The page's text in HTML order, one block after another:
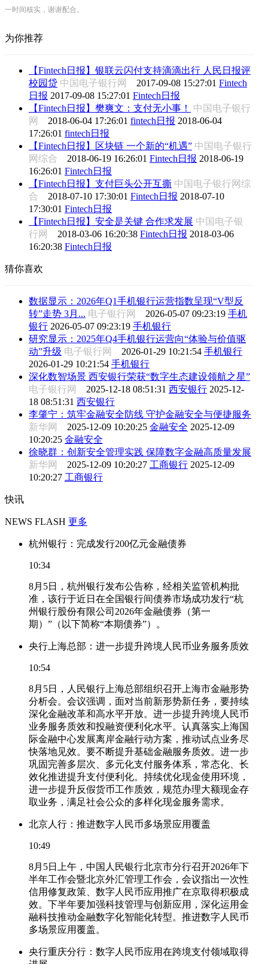
一时间核实，谢谢配合。
为你推荐
【Fintech日报】银联云闪付支持滴滴出行 人民日报评
校园贷 中国电子银行网 2017-09-08 15:27:01 Fintech
日报 2017-09-08 15:27:01 Fintech日报
【Fintech日报】樊爽文：支付无小事！
中国电子银行
网 2018-06-04 17:26:01 fintech日报 2018-06-04
17:26:01 fintech日报
【Fintech日报】区块链 一个新的“机遇” 中国电子银行
网综合 2018-06-19 16:26:01 Fintech日报 2018-06-19
16:26:01 Fintech日报
【Fintech日报】支付巨头公开互撕 中国电子银行网综
合 2018-07-10 17:30:01 Fintech日报 2018-07-10
17:30:01 Fintech日报
【Fintech日报】安全是关键 合作求发展 中国电子银
行网 2018-03-06 16:20:38 Fintech日报 2018-03-06
16:20:38 Fintech日报
猜你喜欢
数据显示：2026年Q1手机银行运营指数呈现“V型反
转”走势 3月... 电子银行网 2026-05-07 09:23:19 手机
银行 2026-05-07 09:23:19 手机银行
研究显示：2025年Q4手机银行运营向“体验与价值驱
动”升级 电子银行网 2026-01-29 10:21:54 手机银行
2026-01-29 10:21:54 手机银行
深化数智场景 西安银行荣获“数字生态建设领航之星”
电子银行网 2025-12-18 08:51:31 西安银行 2025-12-
18 08:51:31 西安银行
李肇宁：筑牢金融安全防线 守护金融安全与便捷服务
新华网 2025-12-09 10:20:25 金融安全 2025-12-09
10:20:25 金融安全
徐晓群：创新安全管理实践 保障数字金融高质量发展
新华网 2025-12-09 10:20:27 工商银行 2025-12-09
10:20:27 工商银行
快讯
NEWS FLASH 更多
杭州银行：完成发行200亿元金融债券
10:34
8月5日，杭州银行发布公告称，经相关监管机构批
准，该行于近日在全国银行间债券市场成功发行“杭
州银行股份有限公司2026年金融债券（第一
期）”（以下简称“本期债券”）。
央行上海总部：进一步提升跨境人民币业务服务质效
10:54
8月5日，人民银行上海总部组织召开上海市金融形势
分析会。会议强调，面对当前新形势新任务，要持续
深化金融改革和高水平开放。进一步提升跨境人民币
业务服务质效和投融资便利化水平。认真落实上海国
际金融中心发展离岸金融行动方案，推动试点业务尽
快落地见效。要不断提升基础金融服务质效。进一步
巩固完善多层次、多元化支付服务体系，常态化、长
效化推进提升支付便利化。持续优化现金使用环境，
进一步提升反假货币工作质效，规范办理大额现金存
取业务，满足社会公众的多样化现金服务需求。
北京人行：推进数字人民币多场景应用覆盖
10:49
8月5日上午，中国人民银行北京市分行召开2026年下
半年工作会暨北京外汇管理工作会，会议指出一次性
信用修复政策、数字人民币应用推广在京取得积极成
效。下半年要加强科技管理与创新应用，深化运用金
融科技推动金融数字化智能化转型。推进数字人民币
多场景应用覆盖。
央行重庆分行：数字人民币应用在跨境支付领域取得